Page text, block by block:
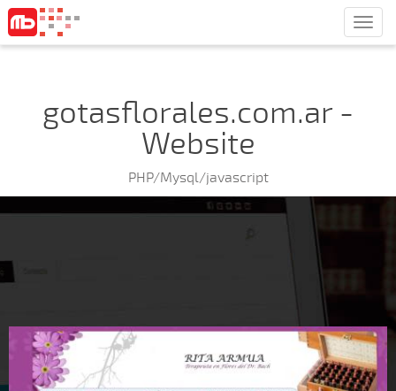
gotasflorales.com.ar -
Website
PHP/Mysql/javascript